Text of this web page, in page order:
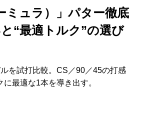
ミュラ）」パター徹底
“最適トルク”の選び
を試打比較。CS／90／45の打感
最適な1本を導き出す。